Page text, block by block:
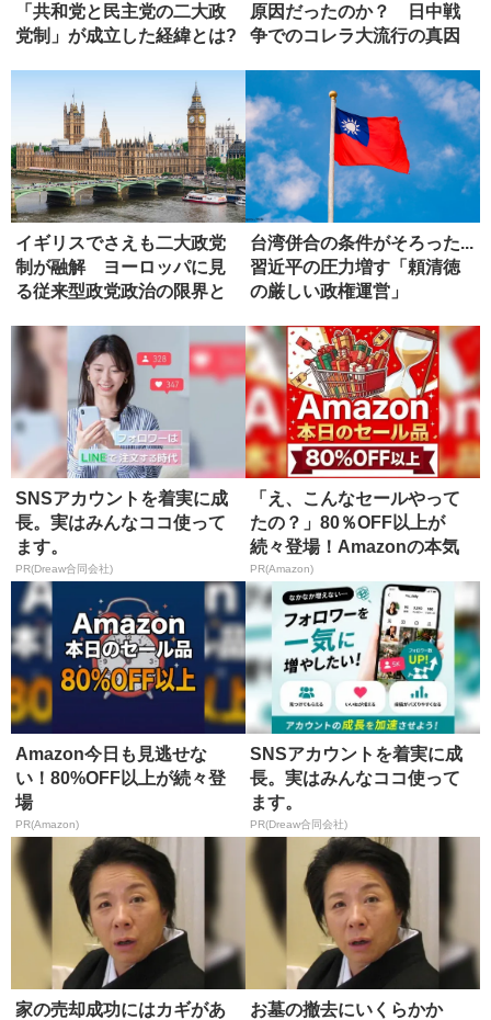
「共和党と民主党の二大政
党制」が成立した経緯とは?
原因だったのか？ 日中戦
争でのコレラ大流行の真因
イギリスでさえも二大政党
制が融解 ヨーロッパに見
る従来型政党政治の限界と
台湾併合の条件がそろった...
習近平の圧力増す「頼清徳
の厳しい政権運営」
SNSアカウントを着実に成
長。実はみんなココ使って
ます。
PR(Dreaw合同会社)
「え、こんなセールやって
たの？」80％OFF以上が
続々登場！Amazonの本気
が...
PR(Amazon)
Amazon今日も見逃せな
い！80%OFF以上が続々登
場
PR(Amazon)
SNSアカウントを着実に成
長。実はみんなココ使って
ます。
PR(Dreaw合同会社)
家の売却成功にはカギがあ
お墓の撤去にいくらかか